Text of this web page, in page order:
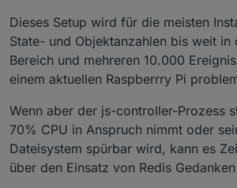
Dieses Setup wird für die meisten
State- und Objektanzahlen bis weit in
Bereich und mehreren 10.000
einem aktuellen Raspberrry Pi
Wenn aber der js-controller-Prozess
70% CPU in Anspruch nimmt oder
Dateisystem spürbar wird, kann es
über den Einsatz von Redis